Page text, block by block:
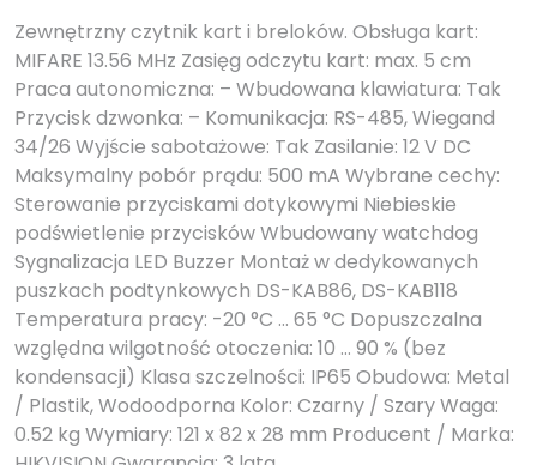
Zewnętrzny czytnik kart i breloków. Obsługa kart:
MIFARE 13.56 MHz Zasięg odczytu kart: max. 5 cm
Praca autonomiczna: – Wbudowana klawiatura: Tak
Przycisk dzwonka: – Komunikacja: RS-485, Wiegand
34/26 Wyjście sabotażowe: Tak Zasilanie: 12 V DC
Maksymalny pobór prądu: 500 mA Wybrane cechy:
Sterowanie przyciskami dotykowymi Niebieskie
podświetlenie przycisków Wbudowany watchdog
Sygnalizacja LED Buzzer Montaż w dedykowanych
puszkach podtynkowych DS-KAB86, DS-KAB118
Temperatura pracy: -20 °C … 65 °C Dopuszczalna
względna wilgotność otoczenia: 10 … 90 % (bez
kondensacji) Klasa szczelności: IP65 Obudowa: Metal
/ Plastik, Wodoodporna Kolor: Czarny / Szary Waga:
0.52 kg Wymiary: 121 x 82 x 28 mm Producent / Marka: